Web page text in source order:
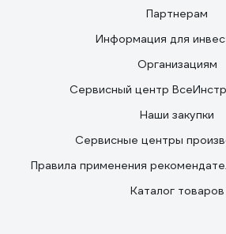
Партнерам
Информация для
Организациям
Сервисный центр
Наши закупки
Сервисные центры
Правила применения
Каталог товаров